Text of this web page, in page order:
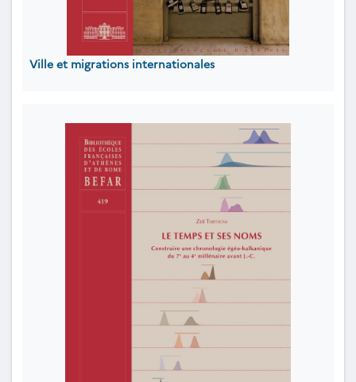
Ville et migrations internationales